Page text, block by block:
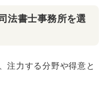
法書士事務所を選
注力する分野や得意と